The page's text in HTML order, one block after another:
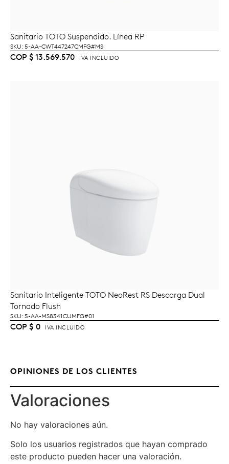
LEER MÁS
Sanitario TOTO Suspendido. Línea RP
SKU: 5-AA-CWT447247CMFG#MS
COP $ 13.569.570 IVA INCLUIDO
LEER MÁS
Sanitario Inteligente TOTO NeoRest RS Descarga Dual
Tornado Flush
SKU: 5-AA-MS8341CUMFG#01
COP $ 0 IVA INCLUIDO
OPINIONES DE LOS CLIENTES
Valoraciones
No hay valoraciones aún.
Solo los usuarios registrados que hayan comprado
este producto pueden hacer una valoración.